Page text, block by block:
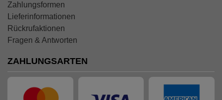
Zahlungsformen
Lieferinformationen
Rückrufaktionen
Fragen & Antworten
ZAHLUNGSARTEN